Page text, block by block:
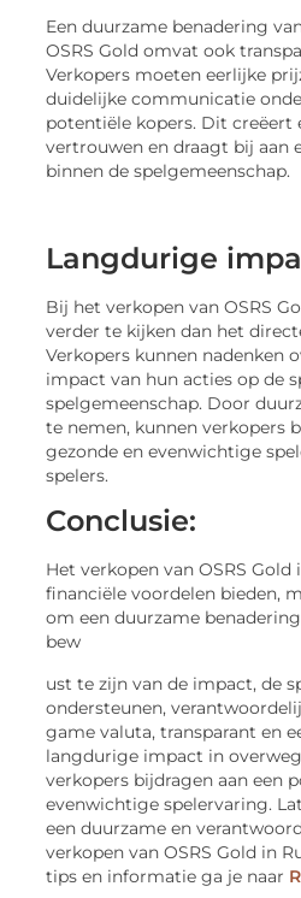
Een duurzame benadering
OSRS Gold omvat ook
Verkopers moeten eerlijke
duidelijke communicatie
potentiële kopers. Dit creëert
vertrouwen en draagt bij aan
binnen de spelgemeenschap.
Langdurige
Bij het verkopen van OSRS
verder te kijken dan het
Verkopers kunnen nadenken
impact van hun acties op de
spelgemeenschap. Door
te nemen, kunnen verkopers
gezonde en evenwichtige
spelers.
Conclusie:
Het verkopen van OSRS Gold
financiële voordelen bieden,
om een duurzame
bew
ust te zijn van de impact, de
ondersteunen,
game valuta, transparant en
langdurige impact in
verkopers bijdragen aan een
evenwichtige spelervaring.
een duurzame en
verkopen van OSRS Gold in
tips en informatie ga je naar